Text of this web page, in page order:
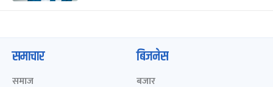
समाचार
समाज
बिजनेस
बजार